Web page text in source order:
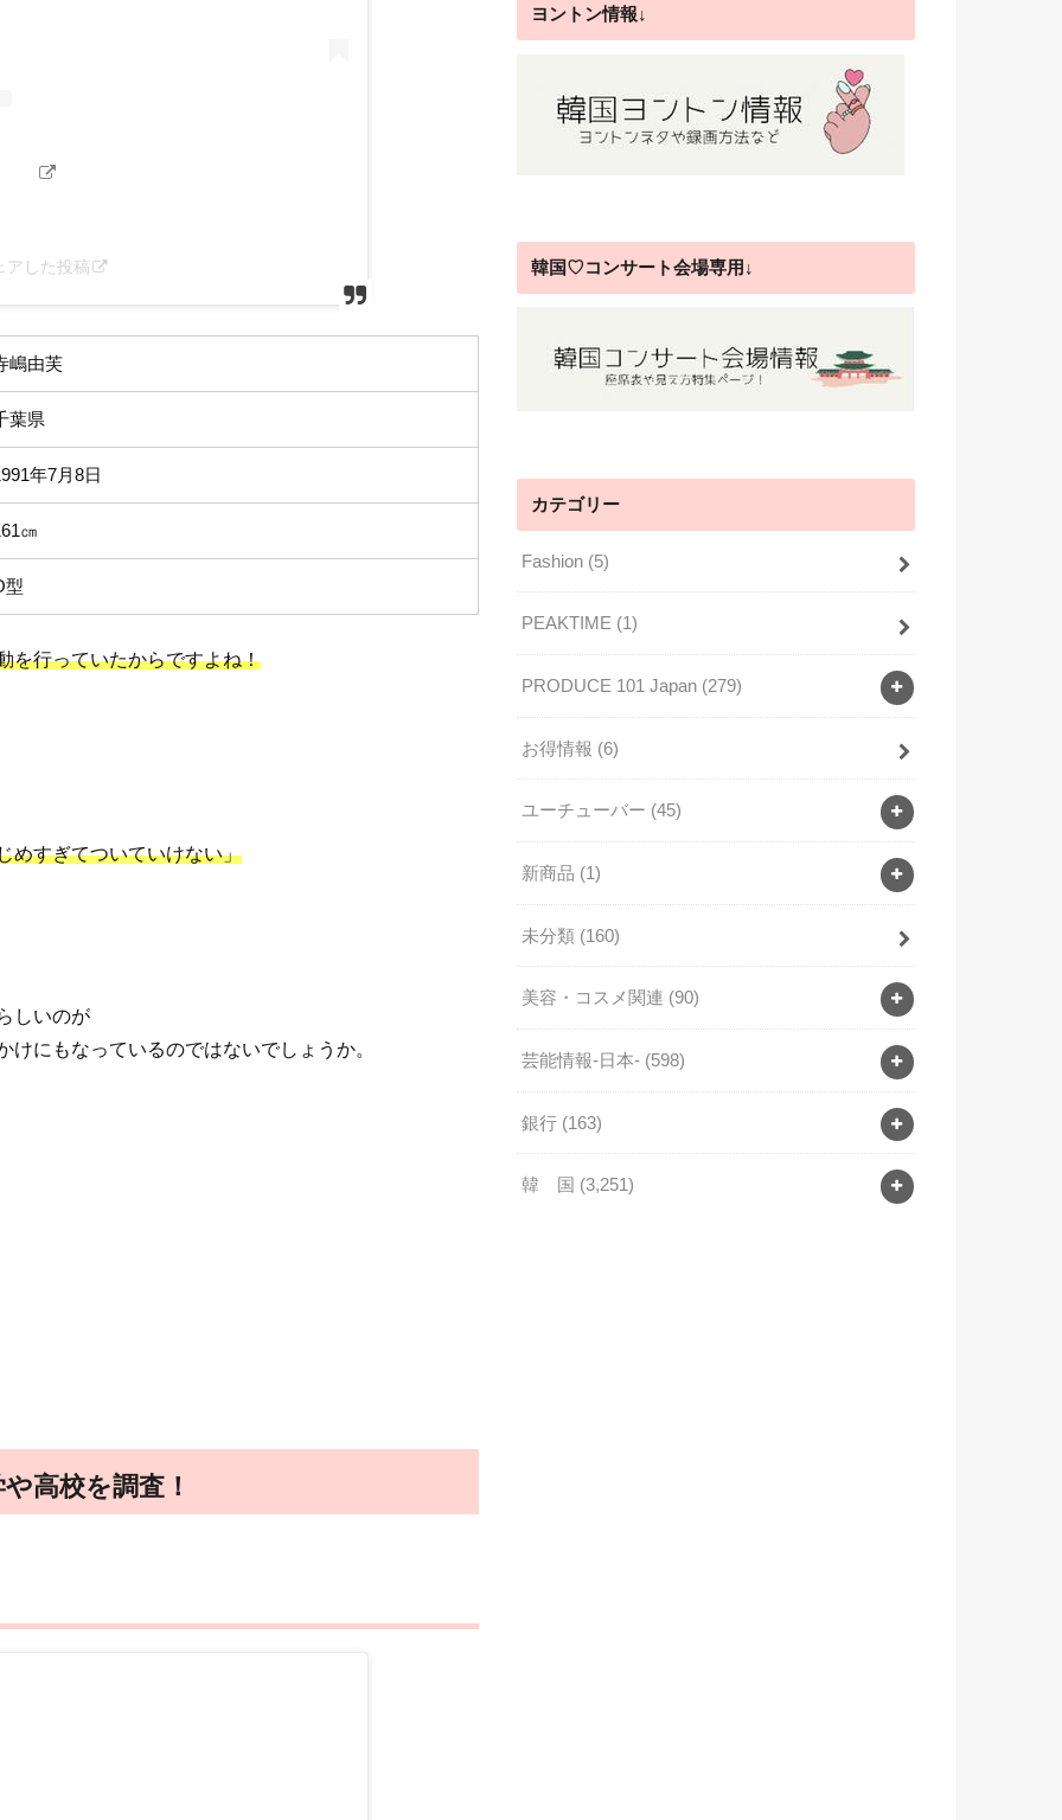
アした投稿
嶋由芙
葉県
年7月8日
㎝
型
を行っていたからですよね！
めすぎてついていけない」
しいのが
にもなっているのではないでしょうか。
高校を調査！
ヨントン情報↓
韓国♡コンサート会場専用↓
カテゴリー
Fashion (5)
PEAKTIME (1)
PRODUCE 101 Japan (279)
お得情報 (6)
ユーチューバー (45)
新商品 (1)
未分類 (160)
美容・コスメ関連 (90)
芸能情報-日本- (598)
銀行 (163)
韓 国 (3,251)